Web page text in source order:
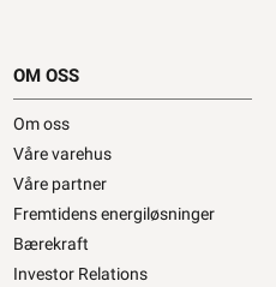
OM OSS
Om oss
Våre varehus
Våre partner
Fremtidens energiløsninger
Bærekraft
Investor Relations